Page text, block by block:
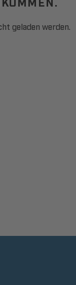
geladen werden.